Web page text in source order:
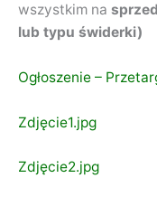
wszystkim na
lub typu świderki)
Ogłoszenie –
Zdjęcie1.jpg
Zdjęcie2.jpg